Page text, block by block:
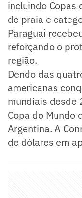
incluindo Copas
de praia e
Paraguai
reforçando o
região.
Dendo das
americanas
mundiais desde
Copa do Mundo
Argentina. A
de dólares em